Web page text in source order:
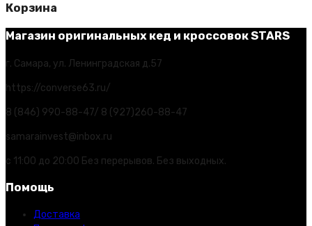
Корзина
Магазин оригинальных кед и кроссовок STARS
г. Самара, ул. Ленинградская д.57
https://converse63.ru/
8 (846) 990-88-47/ 8 (927)260-88-47
samarainvest@inbox.ru
с 11:00 до 20:00 Без перерывов. Без выходных.
Помощь
Доставка